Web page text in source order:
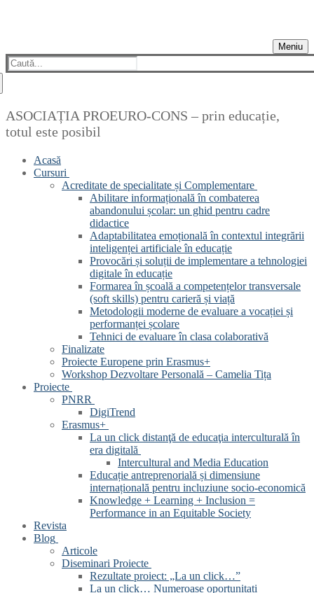
Meniu
Caută
după:
ASOCIAȚIA PROEURO-CONS – prin educație,
totul este posibil
Acasă
Cursuri
Acreditate de specialitate și Complementare
Abilitare informațională în combaterea
abandonului școlar: un ghid pentru cadre
didactice
Adaptabilitatea emoțională în contextul integrării
inteligenței artificiale în educație
Provocări și soluții de implementare a tehnologiei
digitale în educație
Formarea în școală a competențelor transversale
(soft skills) pentru carieră și viață
Metodologii moderne de evaluare a vocației și
performanței școlare
Tehnici de evaluare în clasa colaborativă
Finalizate
Proiecte Europene prin Erasmus+
Workshop Dezvoltare Personală – Camelia Tița
Proiecte
PNRR
DigiTrend
Erasmus+
La un click distanţă de educaţia interculturală în
era digitală
Intercultural and Media Education
Educație antreprenorială și dimensiune
internațională pentru incluziune socio-economică
Knowledge + Learning + Inclusion =
Performance in an Equitable Society
Revista
Blog
Articole
Diseminari Proiecte
Rezultate proiect: „La un click…”
La un click… Numeroase oportunitati